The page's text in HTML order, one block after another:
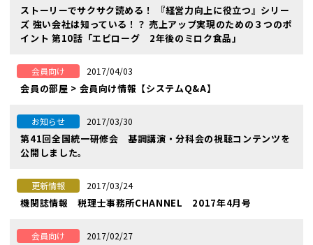
ストーリーでサクサク読める！ 『経営力向上に役立つ』シリー
ズ 強い会社は知っている！？ 売上アップ実現のための３つのポ
イント 第10話「エピローグ 2年後のミロク食品」
会員向け 2017/04/03
会員の部屋 > 会員向け情報【システムQ&A】
お知らせ 2017/03/30
第41回全国統一研修会 基調講演・分科会の視聴コンテンツを
公開しました。
更新情報 2017/03/24
機関誌情報 税理士事務所CHANNEL 2017年4月号
会員向け 2017/02/27